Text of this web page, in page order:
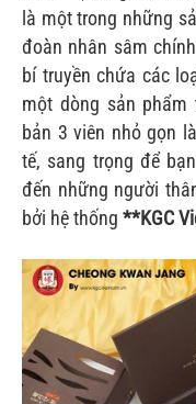
là một trong những
đoàn nhân sâm
bí truyền chứa các
một dòng sản
bản 3 viên nhỏ gọn
tế, sang trọng để
đến những người
bởi hệ thống **KGC